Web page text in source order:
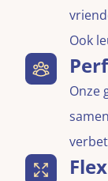
Ook
Onze